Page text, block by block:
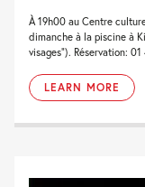
À 19h00 au Centre
dimanche à la piscine à
visages”). Réservation:
LEARN MORE